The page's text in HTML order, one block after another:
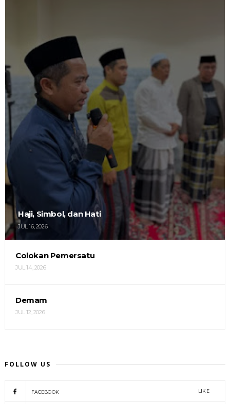
Haji, Simbol, dan Hati
JUL 16, 2026
Colokan Pemersatu
JUL 14, 2026
Demam
JUL 12, 2026
FOLLOW US
FACEBOOK LIKE